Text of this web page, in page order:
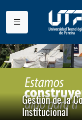
Gestión de la
Institucional